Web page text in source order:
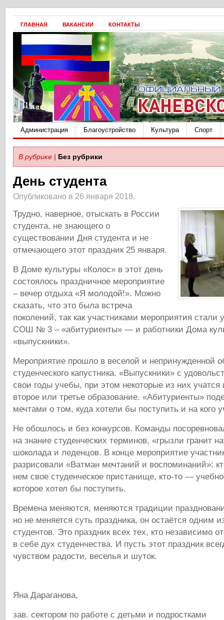
ГЛАВНАЯ ВАКАНСИИ КОНТАКТЫ
Администрация Благоустройство Культура Спорт
В рубрике | Без рубрики
День студента
Опубликовано в 26 января 2018.
Трудно, наверное, отыскать в России
студента, не знающего о
существовании Дня студента и не
отмечающего этот праздник 25 января.
В Доме культуры «Колос» в этот день
состоялось праздничное мероприятие
– вечер отдыха «Я молодой!». Можно
сказать, что это была встреча
поколений, так как участниками мероприятия стали
СОШ № 3 – «абитуриенты» — и работники Дома
«выпускники».
Мероприятие прошло в веселой и непринужденной
студенческого капустника. «Выпускники» с
свои годы учебы, при этом некоторые из них учатся
второе или третье образование. «Абитуриенты»
мечтами о том, куда хотели бы поступить и на кого
Не обошлось и без конкурсов. Команды
на знание студенческих терминов, «грызли гранит
шоколада и леденцов. В конце мероприятие
разрисовали «Ватман мечтаний и воспоминаний»:
нем свое студенческое пристанище, кто-то —
которое хотел бы поступить.
Времена меняются, меняются традиции
но не меняется суть праздника, он остаётся одним
студентов. Это праздник всех тех, кто независимо
в себе дух студенчества. И пусть этот праздник
чувством радости, веселья и шуток.
Яна Дараганова,
зав. сектором по работе с детьми и подростками